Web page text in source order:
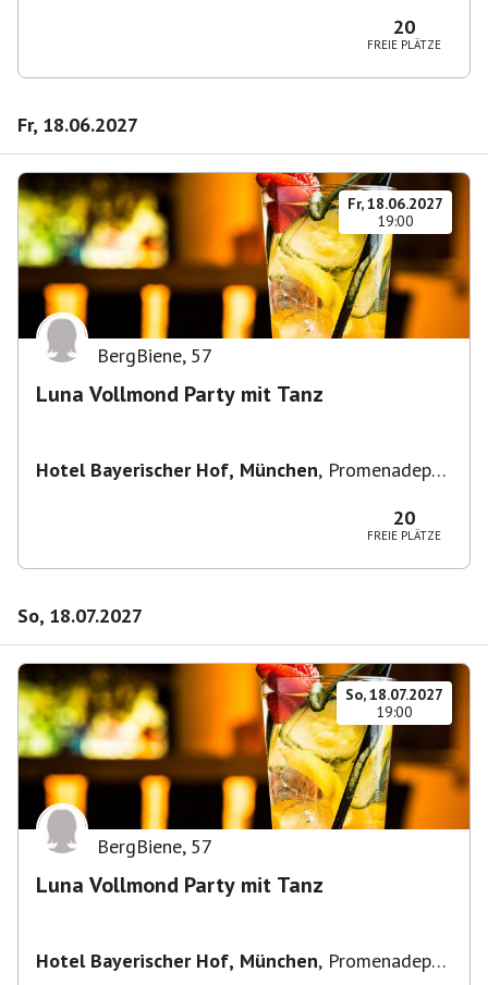
20
FREIE PLÄTZE
Fr, 18.06.2027
Fr, 18.06.2027
19:00
BergBiene, 57
Luna Vollmond Party mit Tanz
Hotel Bayerischer Hof, München, Promenadepl.
20
FREIE PLÄTZE
So, 18.07.2027
So, 18.07.2027
19:00
BergBiene, 57
Luna Vollmond Party mit Tanz
Hotel Bayerischer Hof, München, Promenadepl.